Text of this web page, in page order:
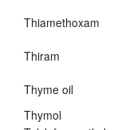
Thiamethoxam
Thiram
Thyme oil
Thymol